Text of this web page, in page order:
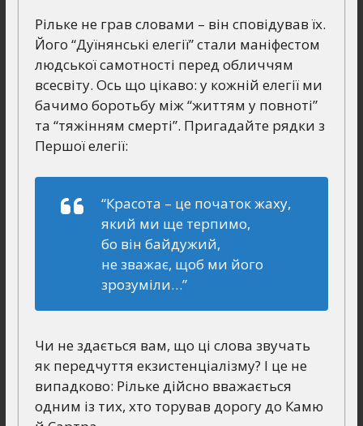
Рільке не грав словами – він сповідував їх.
Його “Дуїнянські елегії” стали маніфестом
людської самотності перед обличчям
всесвіту. Ось що цікаво: у кожній елегії ми
бачимо боротьбу між “життям у повноті”
та “тяжінням смерті”. Пригадайте рядки з
Першої елегії:
“Красота – це початок жаху,
який ми ще терпимо,
бо він байдужий,
не зважає, щоб ми його
зрозуміли…”
Чи не здається вам, що ці слова звучать
як передчуття екзистенціалізму? І це не
випадково: Рільке дійсно вважається
одним із тих, хто торував дорогу до Камю